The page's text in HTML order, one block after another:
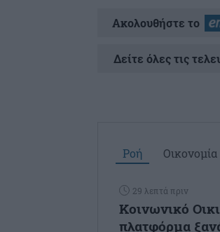
Ακολουθήστε το
Δείτε όλες τις
Ροή Οικονομία
29 λεπτά πριν
Κοινωνικό
πλατφόρμα